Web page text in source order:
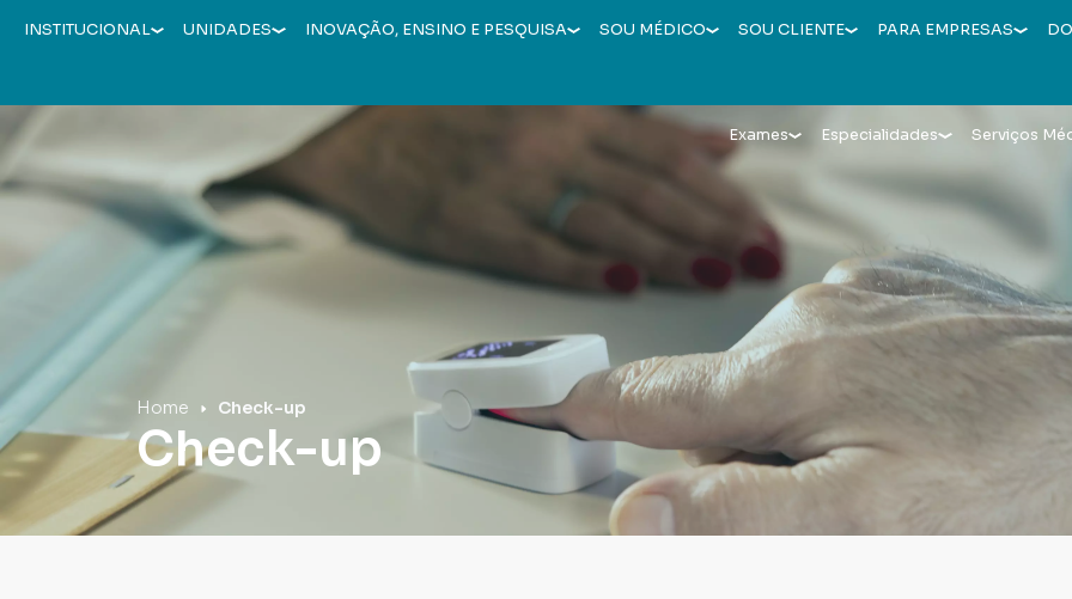
INSTITUCIONAL UNIDADES INOVAÇÃO, ENSINO E PESQUISA SOU MÉDICO SOU CLIENTE PARA EMPRESAS
Hospital Mãe de Deus
Exames Especialidades Serviços
Home Check-up
Check-up